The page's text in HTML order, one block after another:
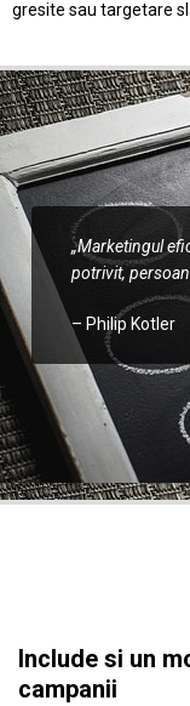
gresite sau targetare
„Marketingul
potrivit,
– Philip Kotler
Include si un
campanii